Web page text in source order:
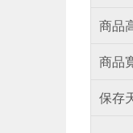
商品
商品
保存